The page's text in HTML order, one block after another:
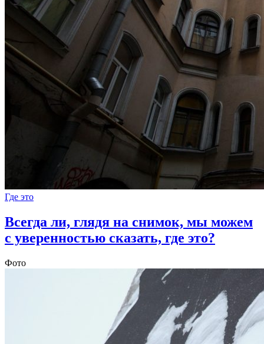
Где это
Всегда ли, глядя на снимок, мы можем
с уверенностью сказать, где это?
Фото